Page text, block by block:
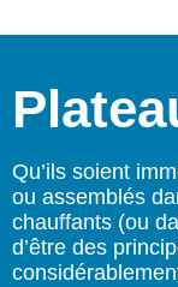
Qu’ils soient
ou assemblés
chauffants (ou
d’être des